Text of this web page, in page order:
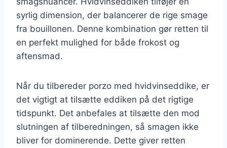
syrlig dimension, der balancerer de rige smage
fra bouillonen. Denne kombination gør retten til
en perfekt mulighed for både frokost og
aftensmad.
Når du tilbereder porzo med hvidvinseddike, er
det vigtigt at tilsætte eddiken på det rigtige
tidspunkt. Det anbefales at tilsætte den mod
slutningen af tilberedningen, så smagen ikke
bliver for dominerende. Dette giver retten